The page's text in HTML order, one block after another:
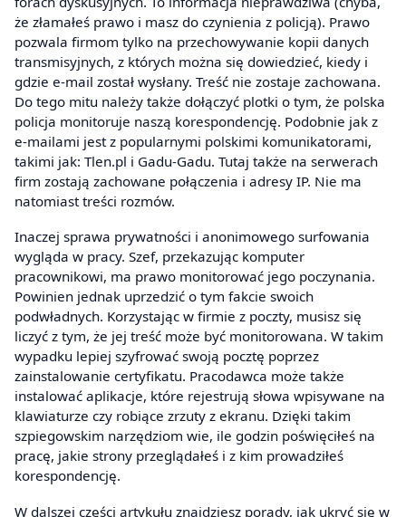
że złamałeś prawo i masz do czynienia z policją). Prawo
pozwala firmom tylko na przechowywanie kopii danych
transmisyjnych, z których można się dowiedzieć, kiedy i
gdzie e-mail został wysłany. Treść nie zostaje zachowana.
Do tego mitu należy także dołączyć plotki o tym, że polska
policja monitoruje naszą korespondencję. Podobnie jak z
e-mailami jest z popularnymi polskimi komunikatorami,
takimi jak: Tlen.pl i Gadu-Gadu. Tutaj także na serwerach
firm zostają zachowane połączenia i adresy IP. Nie ma
natomiast treści rozmów.
Inaczej sprawa prywatności i anonimowego surfowania
wygląda w pracy. Szef, przekazując komputer
pracownikowi, ma prawo monitorować jego poczynania.
Powinien jednak uprzedzić o tym fakcie swoich
podwładnych. Korzystając w firmie z poczty, musisz się
liczyć z tym, że jej treść może być monitorowana. W takim
wypadku lepiej szyfrować swoją pocztę poprzez
zainstalowanie certyfikatu. Pracodawca może także
instalować aplikacje, które rejestrują słowa wpisywane na
klawiaturze czy robiące zrzuty z ekranu. Dzięki takim
szpiegowskim narzędziom wie, ile godzin poświęciłeś na
pracę, jakie strony przeglądałeś i z kim prowadziłeś
korespondencję.
W dalszej części artykułu znajdziesz porady, jak ukryć się w